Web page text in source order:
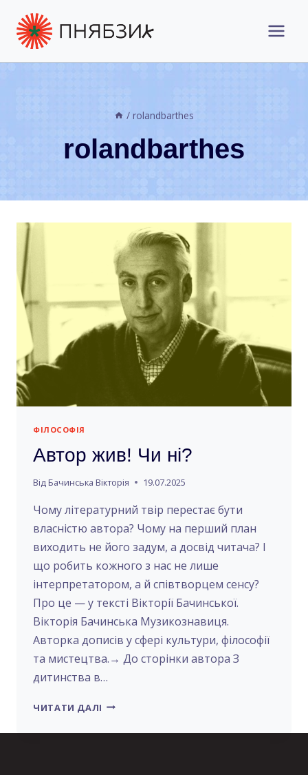
вмісту
/ rolandbarthes
rolandbarthes
ФІЛОСОФІЯ
Автор жив! Чи ні?
Від Бачинська Вікторія 19.07.2025
Чому літературний твір перестає бути
власністю автора? Чому на перший план
виходить не його задум, а досвід читача? І
що робить кожного з нас не лише
інтерпретатором, а й співтворцем сенсу?
Про це — у тексті Вікторії Бачинської.
Вікторія Бачинська Музикознавиця.
Авторка дописів у сфері культури, філософії
та мистецтва.→ До сторінки автора З
дитинства в…
ЧИТАТИ ДАЛІ АВТОР
ЧИ